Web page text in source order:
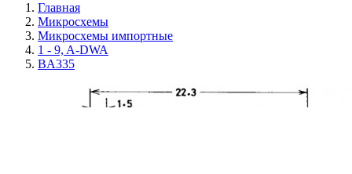
Главная
Микросхемы
Микросхемы импортные
1 - 9, A-DWA
BA335